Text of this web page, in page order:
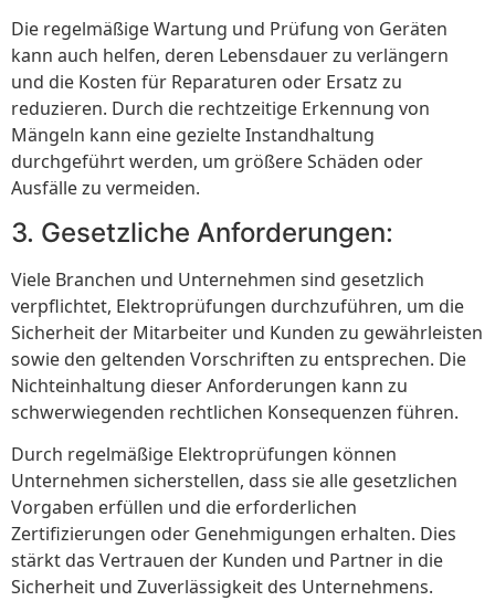
Die regelmäßige Wartung und Prüfung von Geräten
kann auch helfen, deren Lebensdauer zu verlängern
und die Kosten für Reparaturen oder Ersatz zu
reduzieren. Durch die rechtzeitige Erkennung von
Mängeln kann eine gezielte Instandhaltung
durchgeführt werden, um größere Schäden oder
Ausfälle zu vermeiden.
3. Gesetzliche Anforderungen:
Viele Branchen und Unternehmen sind gesetzlich
verpflichtet, Elektroprüfungen durchzuführen, um die
Sicherheit der Mitarbeiter und Kunden zu gewährleisten
sowie den geltenden Vorschriften zu entsprechen. Die
Nichteinhaltung dieser Anforderungen kann zu
schwerwiegenden rechtlichen Konsequenzen führen.
Durch regelmäßige Elektroprüfungen können
Unternehmen sicherstellen, dass sie alle gesetzlichen
Vorgaben erfüllen und die erforderlichen
Zertifizierungen oder Genehmigungen erhalten. Dies
stärkt das Vertrauen der Kunden und Partner in die
Sicherheit und Zuverlässigkeit des Unternehmens.